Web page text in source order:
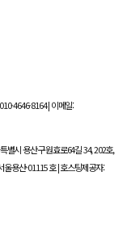
4646-8164 | 이메일:
별시 용산구 원효로64길 34, 202호,
울용산-01115 호| 호스팅제공자: